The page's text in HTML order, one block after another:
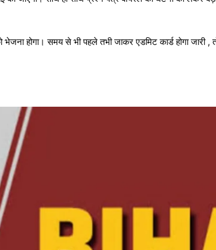
भेजना होगा। समय से भी पहले तभी जाकर एडमिट कार्ड होगा जारी